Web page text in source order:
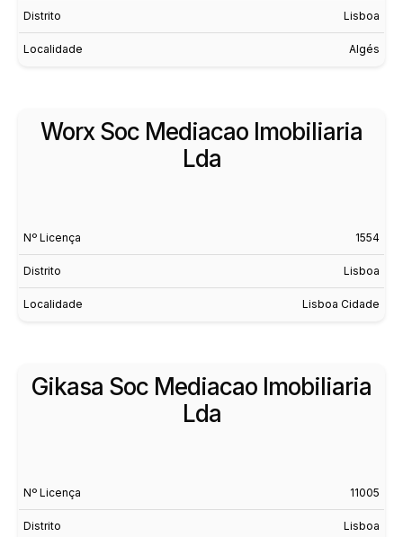
Distrito Lisboa
Localidade Algés
Worx Soc Mediacao Imobiliaria
Lda
Nº Licença 1554
Distrito Lisboa
Localidade Lisboa Cidade
Gikasa Soc Mediacao Imobiliaria
Lda
Nº Licença 11005
Distrito Lisboa